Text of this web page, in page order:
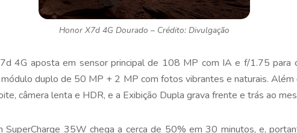
Honor X7d 4G Dourado – Crédito: Divulgação
4G aposta em sensor principal de 108 MP com IA e f/1.75 para
duplo de 50 MP + 2 MP com fotos vibrantes e naturais.
câmera lenta e HDR, e a Exibição Dupla grava frente e trás ao
35W chega a cerca de 50% em 30 minutos, e,